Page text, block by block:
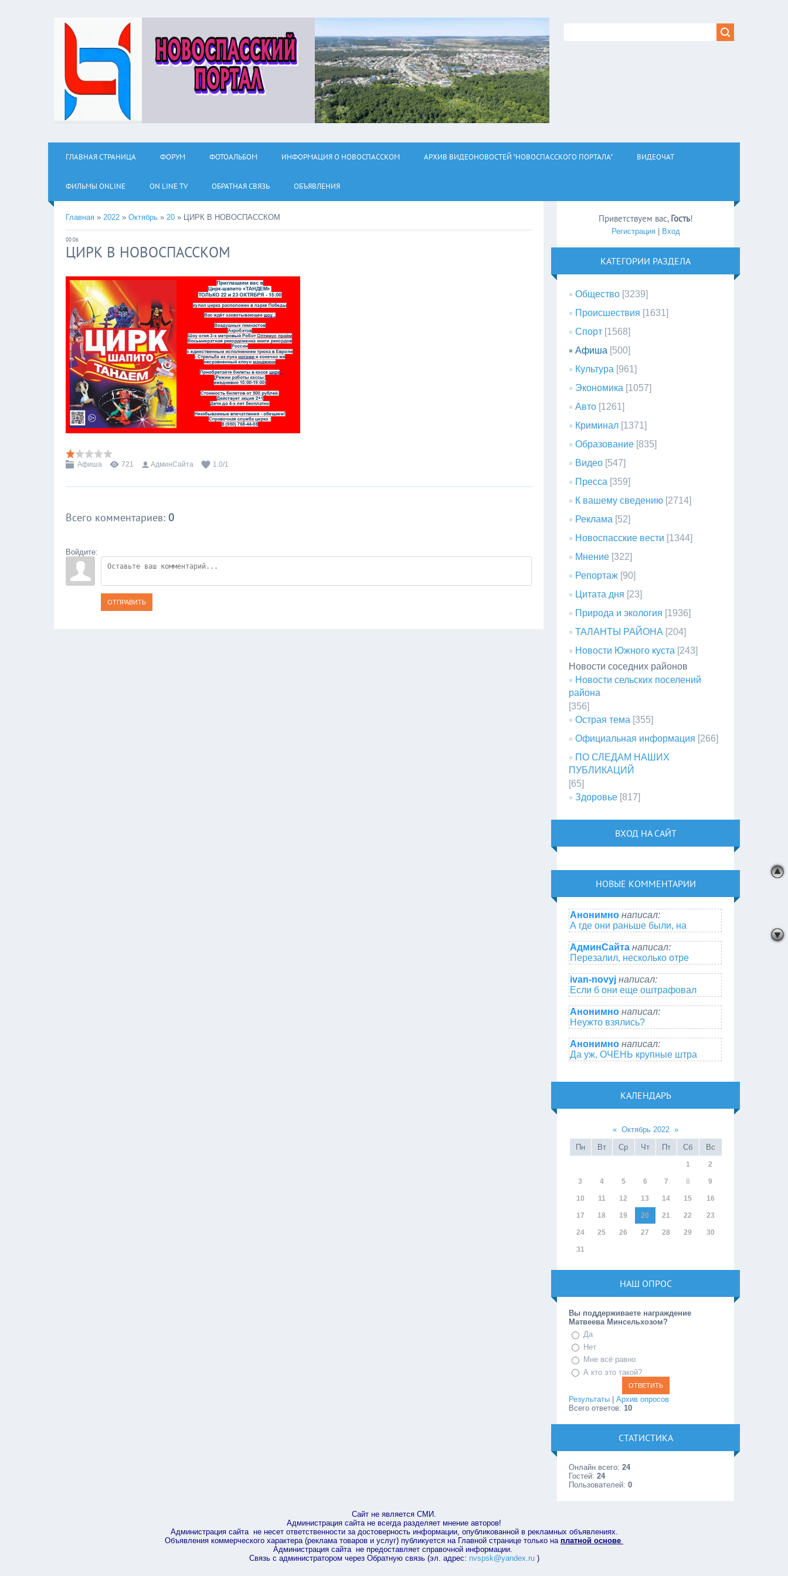
ГЛАВНАЯ СТРАНИЦА ФОРУМ ФОТОАЛЬБОМ ИНФОРМАЦИЯ О НОВОСПАССКОМ АРХИВ ВИДЕОНОВОСТЕЙ "НОВОСПАССКОГО ПОРТАЛА" ВИДЕОЧАТ
ФИЛЬМЫ ОNLINE ON LINE TV ОБРАТНАЯ СВЯЗЬ ОБЪЯВЛЕНИЯ
Главная » 2022 » Октябрь » 20 » ЦИРК В НОВОСПАССКОМ
00:06
ЦИРК В НОВОСПАССКОМ
Афиша 721 АдминСайта 1.0/1
Всего комментариев: 0
Войдите:
ОТПРАВИТЬ
Приветствуем вас, Гость!
Регистрация| Вход
КАТЕГОРИИ РАЗДЕЛА
Общество [3239]
Происшествия [1631]
Спорт [1568]
Афиша [500]
Культура [961]
Экономика [1057]
Авто [1261]
Криминал [1371]
Образование [835]
Видео [547]
Пресса [359]
К вашему сведению [2714]
Реклама [52]
Новоспасские вести [1344]
Мнение [322]
Репортаж [90]
Цитата дня [23]
Природа и экология [1936]
ТАЛАНТЫ РАЙОНА [204]
Новости Южного куста [243]
Новости соседних районов
Новости сельских поселений
района
[356]
Острая тема [355]
Официальная информация [266]
ПО СЛЕДАМ НАШИХ
ПУБЛИКАЦИЙ
[65]
Здоровье [817]
ВХОД НА САЙТ
НОВЫЕ КОММЕНТАРИИ
Анонимно написал:
А где они раньше были, на
АдминСайта написал:
Перезалил, несколько отре
ivan-novyj написал:
Если б они еще оштрафовал
Анонимно написал:
Неужто взялись?
Анонимно написал:
Да уж, ОЧЕНЬ крупные штра
КАЛЕНДАРЬ
« Октябрь 2022 »
Пн
Вт Ср Чт Пт Сб Вс
1 2
3 4 5 6 7 8 9
10 11 12 13 14 15 16
17 18 19 20 21 22 23
24 25 26 27 28 29 30
31
НАШ ОПРОС
Вы поддерживаете награждение
Матвеева Минсельхозом?
Да
Нет
Мне всё равно
А кто это такой?
Результаты |Архив опросов
Всего ответов:10
СТАТИСТИКА
Онлайн всего:24
Гостей:24
Пользователей:0
Сайт не является СМИ.
Администрация сайта не всегда разделяет мнение авторов!
Администрация сайта не несет ответственности за достоверность информации, опубликованной в рекламных объявлениях.
Объявления коммерческого характера (реклама товаров и услуг) публикуется на Главной странице только на платной основе
Администрация сайта не предоставляет справочной информации.
Связь с администратором через Обратную связь (эл. адрес: nvspsk@yandex.ru)